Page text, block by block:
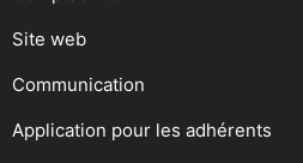
Site web
Communication
Application pour les adhérents